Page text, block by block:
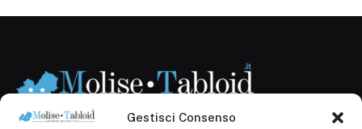
Gestisci Consenso